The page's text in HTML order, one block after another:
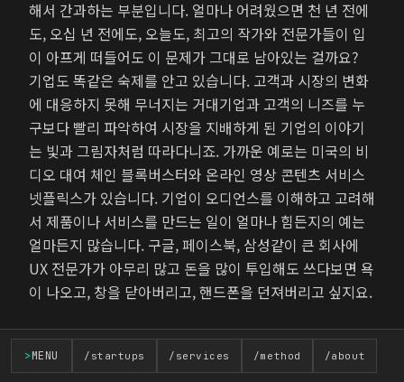
해서 간과하는 부분입니다. 얼마나 어려웠으면 천 년 전에
도, 오십 년 전에도, 오늘도, 최고의 작가와 전문가들이 입
이 아프게 떠들어도 이 문제가 그대로 남아있는 걸까요?
기업도 똑같은 숙제를 안고 있습니다. 고객과 시장의 변화
에 대응하지 못해 무너지는 거대기업과 고객의 니즈를 누
구보다 빨리 파악하여 시장을 지배하게 된 기업의 이야기
는 빛과 그림자처럼 따라다니죠. 가까운 예로는 미국의 비
디오 대여 체인 블록버스터와 온라인 영상 콘텐츠 서비스
넷플릭스가 있습니다. 기업이 오디언스를 이해하고 고려해
서 제품이나 서비스를 만드는 일이 얼마나 힘든지의 예는
얼마든지 많습니다. 구글, 페이스북, 삼성같이 큰 회사에
UX 전문가가 아무리 많고 돈을 많이 투입해도 쓰다보면 욕
이 나오고, 창을 닫아버리고, 핸드폰을 던져버리고 싶지요.
오디언스 배제 = 콘텐츠 쓰레기
>MENU /startups /services /method /about